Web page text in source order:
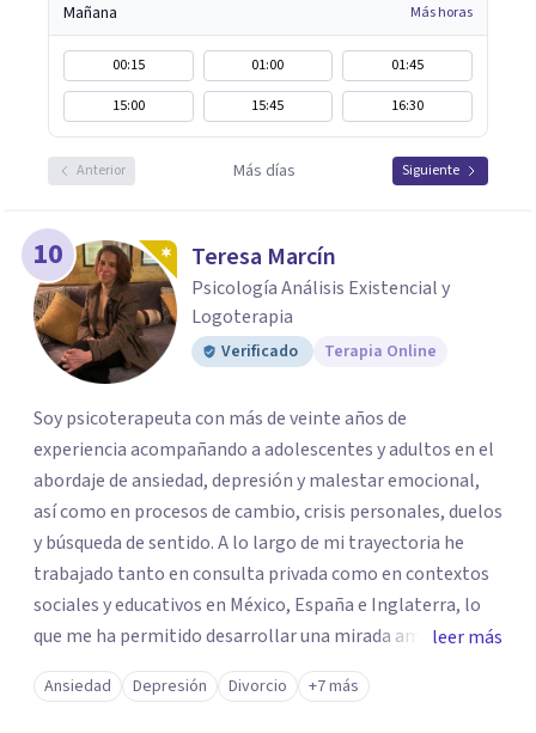
Mañana Más horas
00:15 01:00
01:45
15:00
15:45 16:30
Anterior Más días Siguiente
10 Teresa Marcín
Psicología Análisis Existencial y
Logoterapia
Verificado Terapia Online
Soy psicoterapeuta con más de veinte años de
experiencia acompañando a adolescentes y adultos en el
abordaje de ansiedad, depresión y malestar emocional,
así como en procesos de cambio, crisis personales, duelos
y búsqueda de sentido. A lo largo de mi trayectoria he
trabajado tanto en consulta privada como en contextos
sociales y educativos en México, España e Inglaterra, lo
que me ha permitido desarrollar una mirada amplia,
sensible y profundamente humana del sufrimiento
psicológico. Trabajo desde un enfoque integral que
leer más
Ansiedad Depresión Divorcio +7 más